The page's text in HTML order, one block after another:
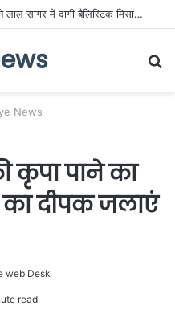
‘समुद्र का पानी लाल कर देंगे’: हुथियों ने लाल सागर में दागी बैलिस्टिक मिसाइलें, तेल टैंकरों में लगी आग से दहला मिडिल ईस्ट
News
कृपा पाने का
दीपक जलाएं
web Desk
read